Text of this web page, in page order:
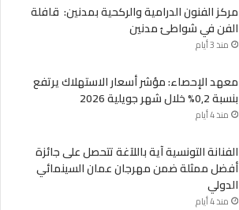
مركز الفنون الدرامية والركحية بمدنين: قافلة
الفن في شواطئ مدنين
منذ 3 أيام
معهد الإحصاء: مؤشر أسعار الاستهلاك يرتفع
بنسبة 0,2% خلال شهر جويلية 2026
منذ 4 أيام
الفنانة التونسية آية باللآغة تتحصل على جائزة
أفضل ممثلة ضمن مهرجان عمان السينمائي
الدولي
منذ 4 أيام